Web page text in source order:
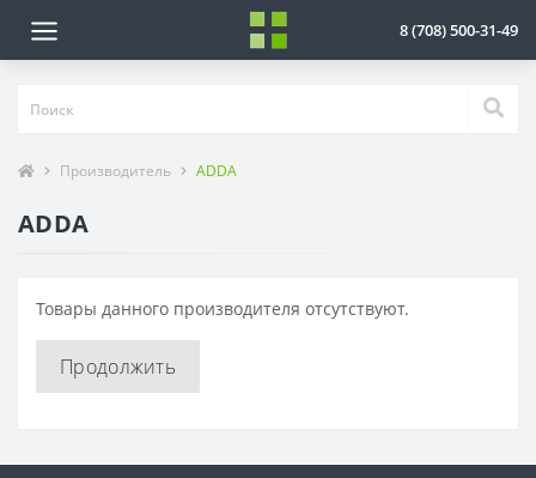
8 (708) 500-31-49
Производитель ADDA
ADDA
Товары данного производителя отсутствуют.
Продолжить